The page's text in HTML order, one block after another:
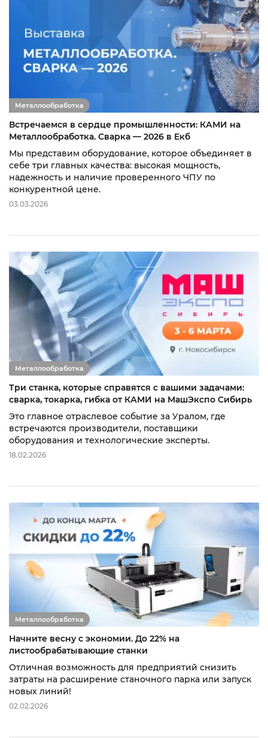
Металлообработка
Встречаемся в сердце промышленности: КАМИ на
Металлообработка. Сварка — 2026 в Екб
Мы представим оборудование, которое объединяет в
себе три главных качества: высокая мощность,
надежность и наличие проверенного ЧПУ по
конкурентной цене.
03.03.2026
Металлообработка
Три станка, которые справятся с вашими задачами:
сварка, токарка, гибка от КАМИ на МашЭкспо Сибирь
Это главное отраслевое событие за Уралом, где
встречаются производители, поставщики
оборудования и технологические эксперты.
18.02.2026
Металлообработка
Начните весну с экономии. До 22% на
листообрабатывающие станки
Отличная возможность для предприятий снизить
затраты на расширение станочного парка или запуск
новых линий!
02.02.2026